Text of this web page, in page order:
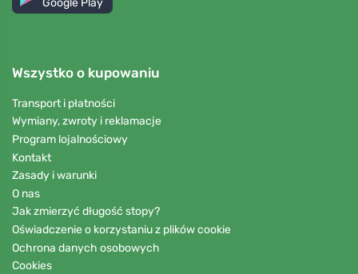
Google Play
Wszystko o kupowaniu
Transport i płatności
Wymiany, zwroty i reklamacje
Program lojalnościowy
Kontakt
Zasady i warunki
O nas
Jak zmierzyć długość stopy?
Oświadczenie o korzystaniu z plików cookie
Ochrona danych osobowych
Cookies